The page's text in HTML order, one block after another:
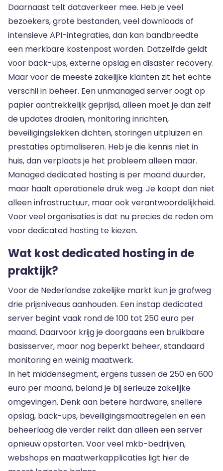
Daarnaast telt dataverkeer mee. Heb je veel
bezoekers, grote bestanden, veel downloads of
intensieve API-integraties, dan kan bandbreedte
een merkbare kostenpost worden. Datzelfde geldt
voor back-ups, externe opslag en disaster recovery.
Maar voor de meeste zakelijke klanten zit het echte
verschil in beheer. Een unmanaged server oogt op
papier aantrekkelijk geprijsd, alleen moet je dan zelf
de updates draaien, monitoring inrichten,
beveiligingslekken dichten, storingen uitpluizen en
prestaties optimaliseren. Heb je die kennis niet in
huis, dan verplaats je het probleem alleen maar.
Managed dedicated hosting is per maand duurder,
maar haalt operationele druk weg. Je koopt dan niet
alleen infrastructuur, maar ook verantwoordelijkheid.
Voor veel organisaties is dat nu precies de reden om
voor dedicated hosting te kiezen.
Wat kost dedicated hosting in de
praktijk?
Voor de Nederlandse zakelijke markt kun je grofweg
drie prijsniveaus aanhouden. Een instap dedicated
server begint vaak rond de 100 tot 250 euro per
maand. Daarvoor krijg je doorgaans een bruikbare
basisserver, maar nog beperkt beheer, standaard
monitoring en weinig maatwerk.
In het middensegment, ergens tussen de 250 en 600
euro per maand, beland je bij serieuze zakelijke
omgevingen. Denk aan betere hardware, snellere
opslag, back-ups, beveiligingsmaatregelen en een
beheerlaag die verder reikt dan alleen een server
opnieuw opstarten. Voor veel mkb-bedrijven,
webshops en maatwerkapplicaties ligt hier de